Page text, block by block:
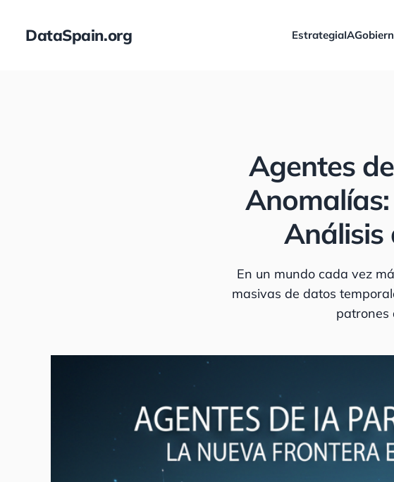
DataSpain.org EstrategiaIA
Agentes
Análisis
En un mundo cada vez
masivas de datos
patrones